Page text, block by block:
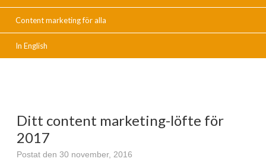
Content marketing för alla
In English
Ditt content marketing-löfte för
2017
Postat den 30 november, 2016